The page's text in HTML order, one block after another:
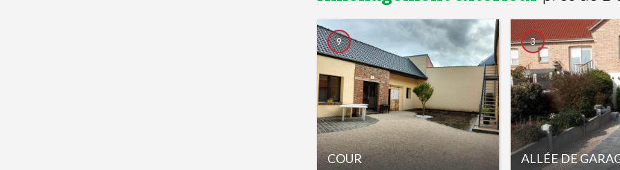
COUR
9
ALLÉE DE
3